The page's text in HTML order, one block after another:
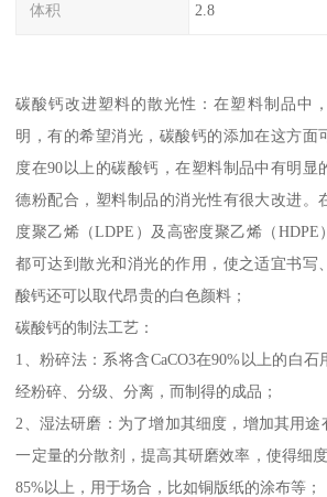
体积 2.8
碳酸钙改进塑料的散光性：在塑料制品中
明，有的希望消光，碳酸钙的添加在这方面
度在90以上的碳酸钙，在塑料制品中有明显
德粉配合，塑料制品的消光性有很大改进。
度聚乙烯（LDPE）及高密度聚乙烯（
都可达到散光和消光的作用，使之适宜书写
酸钙还可以取代昂贵的白色颜料；
碳酸钙的制法工艺：
1、粉碎法：系将含CaCO3在90%以上的白
经粉碎、分级、分离，而制得的成品；
2、湿法研磨：为了增加其细度，增加其用
一定量的分散剂，提高其研磨效率，使得细
85%以上，用于场合，比如铜版纸的涂布等；